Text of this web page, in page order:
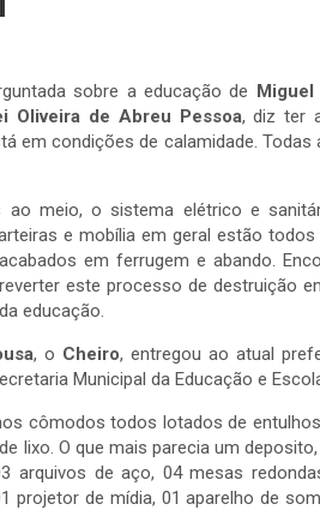
sobre a educação de Miguel
Oliveira de Abreu Pessoa, diz ter
em condições de calamidade.
ao meio, o sistema elétrico e
e mobília em geral estão
em ferrugem e abando.
este processo de destruição
educação.
, o Cheiro, entregou ao atual
Municipal da Educação e
cômodos todos lotados de
lixo. O que mais parecia um
arquivos de aço, 04 mesas
projetor de mídia, 01 aparelho de